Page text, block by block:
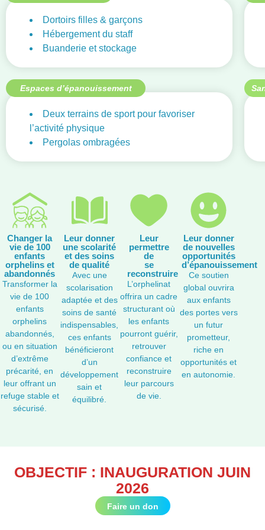
Dortoirs filles & garçons
Hébergement du staff
Buanderie et stockage
Espaces d’épanouissement
Deux terrains de sport pour favoriser
l’activité physique
Pergolas ombragées
Changer la
vie de 100
enfants
orphelins et
abandonnés
Transformer la
vie de 100
enfants
orphelins
abandonnés,
ou en situation
d’extrême
précarité, en
leur offrant un
refuge stable et
sécurisé.
Leur donner
une scolarité
et des soins
de qualité
Avec une
scolarisation
adaptée et des
soins de santé
indispensables,
ces enfants
bénéficieront
d’un
développement
sain et
équilibré.
Leur
permettre
de
se
reconstruire
L’orphelinat
offrira un cadre
structurant où
les enfants
pourront guérir,
retrouver
confiance et
reconstruire
leur parcours
de vie.
Leur donner
de nouvelles
opportunités
d’épanouissement
Ce soutien
global ouvrira
aux enfants
des portes vers
un futur
prometteur,
riche en
opportunités et
en autonomie.
OBJECTIF : INAUGURATION JUIN
2026
Faire un don